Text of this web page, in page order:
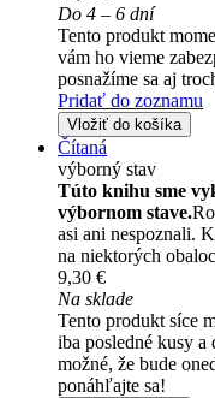
Do 4 – 6 dní
Tento produkt
vám ho vieme
posnažíme sa aj
Pridať do zoznamu
Vložiť do košíka
Čítaná
výborný stav
Túto knihu sme
výbornom stave.
asi ani nespoznali.
na niektorých
9,30 €
Na sklade
Tento produkt síce
iba posledné kusy a
možné, že bude
ponáhľajte sa!